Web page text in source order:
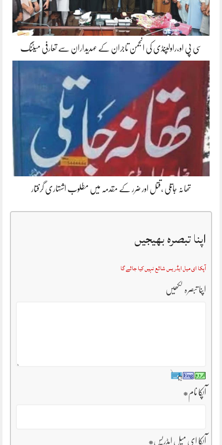
سی پی او،راولپنڈی کی انجمن تاجران کے عہدیداران سے تعارفی میٹنگ
تھانہ جاتلی ،قتل اور ضرر کے مقدمہ میں مطلوب اشتہاری گرفتار
اپنا تبصرہ بھیجیں
آپکا ای میل ایڈریس شائع نہیں کیا جائے گا
اپنا تبصرہ لکھیں
آپکا نام*
آپکا ای میل ایڈریس*